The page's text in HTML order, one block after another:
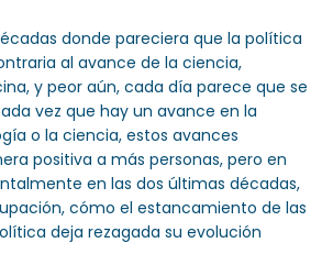
donde pareciera que la política
al avance de la ciencia,
y peor aún, cada día parece que se
vez que hay un avance en la
o la ciencia, estos avances
positiva a más personas, pero en
en las dos últimas décadas,
cómo el estancamiento de las
deja rezagada su evolución